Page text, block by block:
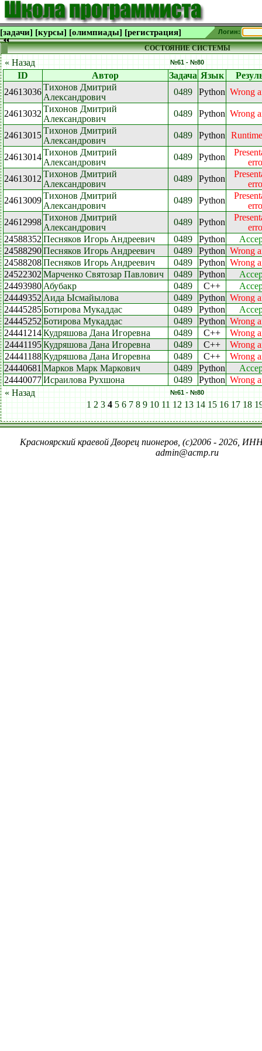
[задачи] [курсы] [олимпиады] [регистрация] Логин:
СОСТОЯНИЕ СИСТЕМЫ
« Назад №61 - №80
ID Автор Задача Язык
24613036Тихонов Дмитрий
Александрович
0489 Python Wrong
24613032 Тихонов Дмитрий
Александрович
0489 Python Wrong
24613015Тихонов Дмитрий
Александрович
0489 Python
24613014Тихонов Дмитрий
Александрович
0489 Python
24613012 Тихонов Дмитрий
Александрович
0489 Python
24613009Тихонов Дмитрий
Александрович
0489 Python
24612998Тихонов Дмитрий
Александрович
0489 Python
24588352 Песняков Игорь Андреевич 0489 Python
24588290Песняков Игорь Андреевич 0489 Python Wrong
24588208Песняков Игорь Андреевич 0489 Python Wrong
24522302 Марченко Святозар Павлович 0489 Python
24493980 Абубакр 0489 C++
24449352 Аида Ысмайылова 0489 Python Wrong
24445285Ботирова Мукаддас 0489 Python
24445252 Ботирова Мукаддас 0489 Python Wrong
24441214Кудряшова Дана Игоревна 0489 C++
Wrong
24441195 Кудряшова Дана Игоревна 0489 C++
Wrong
24441188 Кудряшова Дана Игоревна 0489 C++
Wrong
24440681 Марков Марк Маркович 0489 Python
24440077Исраилова Рухшона 0489 Python Wrong
« Назад
№61 - №80
1 2 3 4 5 6 7 8 9 10 11 12 13 14 15 16 17 18
Красноярский краевой Дворец пионеров, (c)2006 - 2026,
admin@acmp.ru